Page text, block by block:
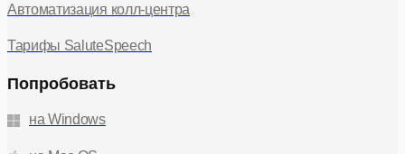
Автоматизация колл-центра
Тарифы SaluteSpeech
Попробовать
на Windows